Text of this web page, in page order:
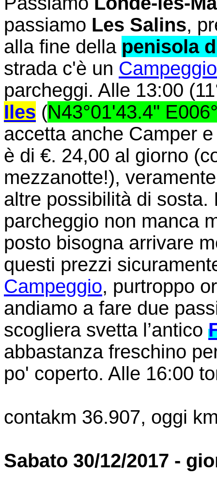
passiamo Les Salins,
alla fine della penisola
strada c'è un Campeggio
parcheggi. Alle 13:00
Iles (N43°01'43.4"
accetta anche Camper
è di €. 24,00 al giorno
mezzanotte!),
altre possibilità di
parcheggio non manca
posto bisogna arrivare
questi prezzi
Campeggio, purtroppo
andiamo a fare due
scogliera svetta l’antico
abbastanza freschino
po' coperto. Alle 16:00
contakm 36.907, oggi
Sabato 30/12/2017 -